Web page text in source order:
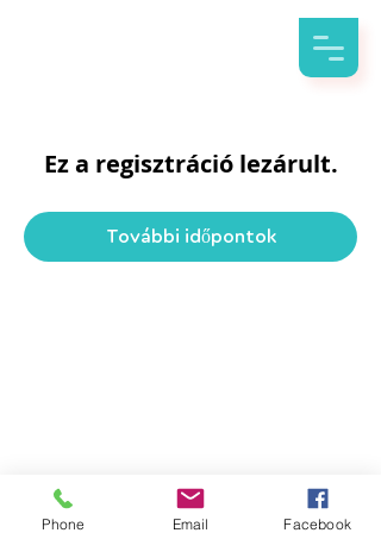
Ez a regisztráció lezárult.
További időpontok
Phone Email Facebook